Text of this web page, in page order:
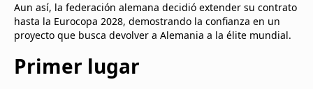
Aun así, la federación alemana decidió extender su contrato
hasta la Eurocopa 2028, demostrando la confianza en un
proyecto que busca devolver a Alemania a la élite mundial.
Primer lugar